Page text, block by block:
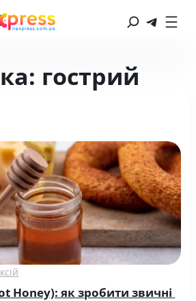
гострий
Honey): як зробити звичні